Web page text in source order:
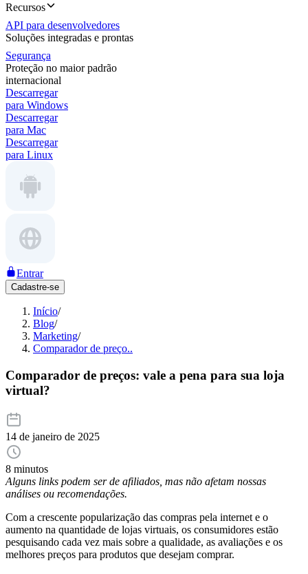
Recursos
API para desenvolvedores
Soluções integradas e prontas
Segurança
Proteção no maior padrão
internacional
Descarregar
para Windows
Descarregar
para Mac
Descarregar
para Linux
Entrar
Cadastre-se
Início/
Blog/
Marketing/
Comparador de preço..
Comparador de preços: vale a pena para sua loja
virtual?
14 de janeiro de 2025
8 minutos
Alguns links podem ser de afiliados, mas não afetam nossas
análises ou recomendações.
Com a crescente popularização das compras pela internet e o
aumento na quantidade de lojas virtuais, os consumidores estão
pesquisando cada vez mais sobre a qualidade, as avaliações e os
melhores preços para produtos que desejam comprar.